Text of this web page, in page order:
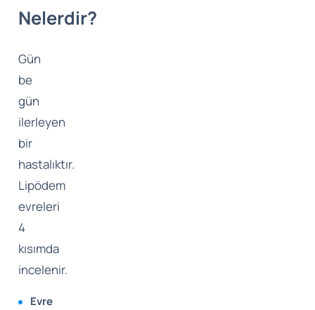
Nelerdir?
Gün
be
gün
ilerleyen
bir
hastalıktır.
Lipödem
evreleri
4
kısımda
incelenir.
Evre